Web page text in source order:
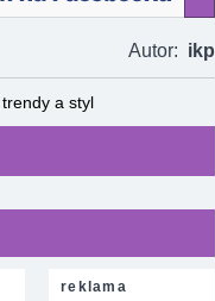
Autor: ikp
trendy a styl
reklama